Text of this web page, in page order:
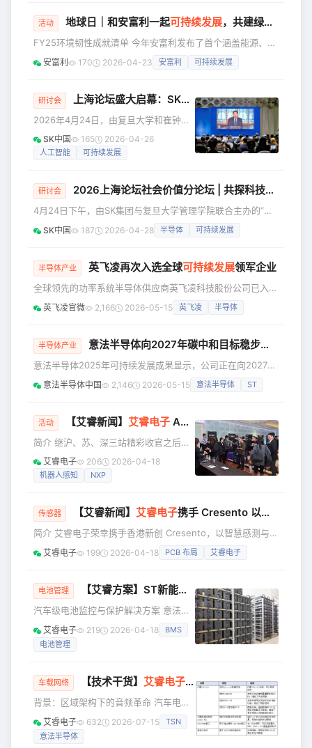
450万棵，逐步构建起一条长约28公里、覆盖面积逾3500公
顷的防沙防尘林带，在改善区域生态环境、削减风沙影响方面
发挥了积极、切实的作用。 本次植树行动集
活动 地球日｜和安富利一起可持续发展，共建绿色未来
FY25环境韧性成就清单 今年安富利发布了首个涵盖能源、排
放、废弃物和水资源四大领域的综合环境报告。 在安富利最
新发布的2025财年影响力与韧性报告中，详细介绍了公司在
情。 以环保载初心，以行动护地球 这份成绩单的背后，是安
富利全球14,500+员工的共同付出。以上的数据不仅显著降低
了企业运营的环境足迹，更通过资源的高效循环再生，将绿色
低碳理念深
安富利 170 2026-04-23 安富利 可持续发展
研讨会 上海论坛盛大启幕：SK集团会长崔泰源倡导以“共治”应对技术浪潮，以社会价值实践作答时代命题
2026年4月24日，由复旦大学和崔钟贤
学术院联合主办的2026上海论坛“重构的
时代：创新与共治”在沪开幕。当前，第
术突破带来机遇的同时，也放大了治理
赤字、安全风险与伦理困境等问题，推
动全球治理体系变革已成为国际社会共
同关切。从宏观原则到微观实践，SK集
题的一次完整回应。 【2026上海论坛开
SK中国 165 2026-04-26
人工智能 可持续发展
研讨会 2026上海论坛社会价值分论坛 | 共探科技赋能与生态共赢的社会价值创造之路
4月24日下午，由SK集团与复旦大学管理学院联合主办的“企
业社会价值创造：科技赋能与生态共赢的协同之**路”分论坛
**在上海世界会客厅圆满举行。作为上海论坛的重要组成部
聚全球政商学界精英，深入探讨企业如何以科技驱动社会进
步，在开放协作中实现高质量、可持续的共赢发展。 【分论
坛现场】 本次分论坛分为“科技赋能助力企业创造社会价
值”和“生
SK中国 187 2026-04-28 半导体 可持续发展
半导体产业 英飞凌再次入选全球可持续发展领军企业
全球领先的功率系统半导体供应商英飞凌科技股份公司已入选
道琼斯全球及欧洲最佳表现(Best-in-Class)指数。标普道琼
斯指数（S&amp;P Dow Jones Indices）已于5月1日在纽约
兼首席数字化转型与可持续发展官 我们很荣幸看到英飞凌被
认可为全球领先的可持续发展企业之一。英飞凌已经连续16年
入选该榜单，这充分
英飞凌官微 2,166 2026-05-15 英飞凌 半导体
半导体产业 意法半导体向2027年碳中和目标稳步推进
意法半导体2025年可持续发展成果显示，公司正在向2027年
碳中和目标及更广泛的环境、社会及治理（ESG）目标稳步前
进，制造工艺有害气体减排83%，废弃物资源化处置率97%，
薪酬差距调整后为2.3%，管理层女性占比22%。 通过购电协
议（PPA）购买有能源证书的可再生能源发电，目前意法半导
体可再生能源发电购电量占比已达到86%。此外，公司还在
意法半导体中国 2,146 2026-05-15 意法半导体 ST
活动 【艾睿新闻】 艾睿电子 AMR 台中、台北路演圆满落幕
简介 继沪、苏、深三站精彩收官之后，
艾睿电子联合 onsemi、Altera、
Amphenol、Molex、Murata、NXP 多
决方案路演」台中、台北站圆满落幕！
本次活动汇聚众多行业精英、技术开发
者与企业代表，共同探讨 AMR 领域核心
技术突破与创新应用方向，解锁智能移
解机器人感知
艾睿电子 206 2026-04-18
机器人感知 NXP
传感器 【艾睿新闻】 艾睿电子携手 Cresento 以智慧感测技术革新运动数据分析
简介 艾睿电子荣幸携手香港新创 Cresento，以智慧感测与联
网设计，为运动领域带来即时表现洞察与数据分析。此项创新
技术不仅于 CES 登场，更于近期在巴塞隆纳举办的世界行动
科技 领域的领先突破。 自 2025 年起，艾睿电子工程团队与
Cresento 紧密协作，协助选用高精确度动作感测器以实现精
准动作追踪、支援电池管理元件选型，并提
艾睿电子 199 2026-04-18 PCB 布局 艾睿电子
电池管理 【艾睿方案】ST新能源汽车BMS解决方案L9965A调试笔记
汽车级电池监控与保护解决方案 意法半
导体 L9965A 是一款锂离子电池监测和
保护芯片，适用于高可靠性汽车应用和
求。芯片对每个电池的电压测量精度
高。该设备最多可以监控10个NTC。信
息通过SPI通信或隔离接口VIF总线传
输。 项目经验与问题解决 艾睿电子拥有
在支持大型车企软硬件开发测试的全套
艾睿电子 219 2026-04-18
BMS
电池管理
车载网络 【技术干货】 艾睿电子助力意法半导体 ZCU分布
背景：区域架构下的音频革命 汽车电子
电气架构正经历从分布式ECU向功能域
控制（Domain），再到区域控制
艾睿电子 632 2026-07-15
TSN
意法半导体